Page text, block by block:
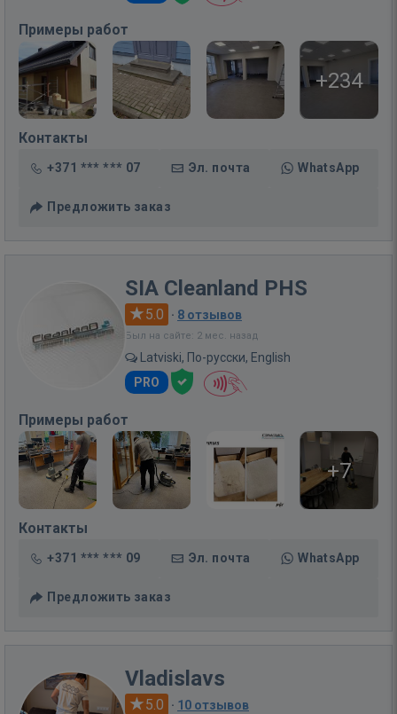
Примеры работ
+234
Контакты
+371 *** *** 07 Эл. почта WhatsApp
Предложить заказ
SIA Cleanland PHS
5.0 · 8 отзывов
Был на сайте: 2 мес. назад
Latviski, По-русски, English
PRO
Примеры работ
+7
Контакты
+371 *** *** 09 Эл. почта WhatsApp
Предложить заказ
Vladislavs
5.0 · 10 отзывов